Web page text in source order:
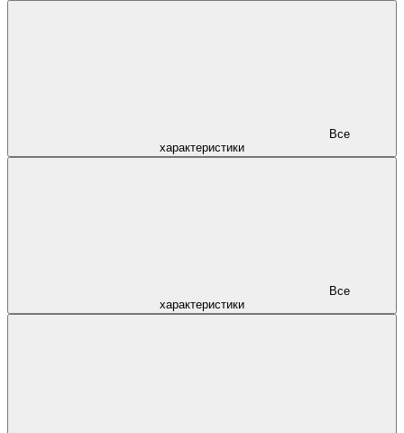
характеристики
характеристики